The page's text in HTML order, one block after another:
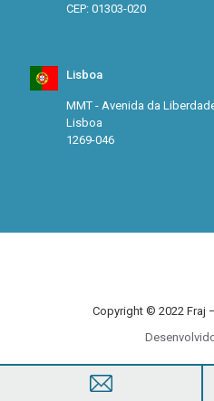
CEP: 01303-020
Lisboa
MMT - Avenida da
Lisboa
1269-046
Copyright © 2022 Fraj